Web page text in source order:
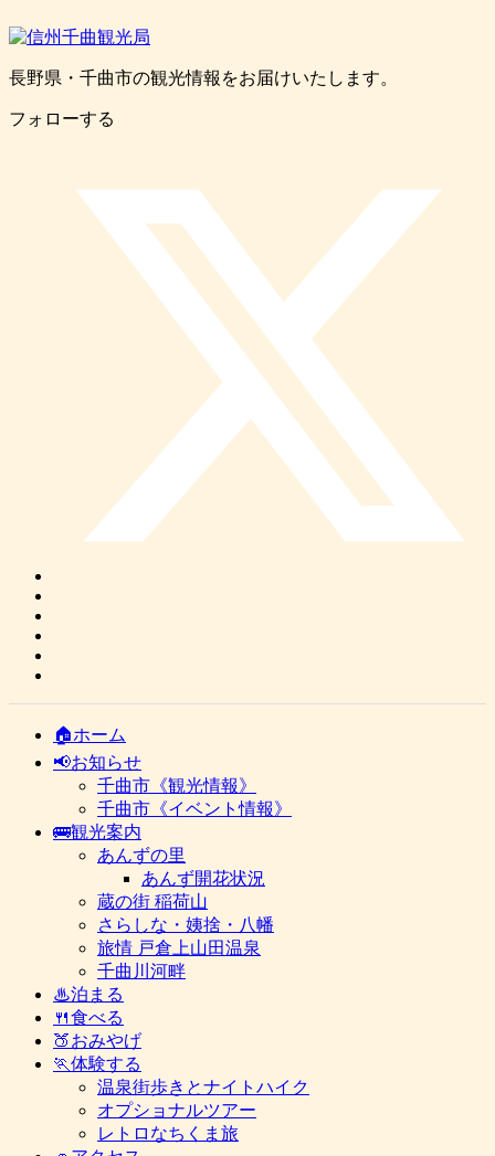
長野県・千曲市の観光情報をお届けいたします。
フォローする
🏠ホーム
📢お知らせ
千曲市《観光情報》
千曲市《イベント情報》
🚌観光案内
あんずの里
あんず開花状況
蔵の街 稲荷山
さらしな・姨捨・八幡
旅情 戸倉上山田温泉
千曲川河畔
♨泊まる
🍴食べる
🍑おみやげ
🏃体験する
温泉街歩きとナイトハイク
オプショナルツアー
レトロなちくま旅